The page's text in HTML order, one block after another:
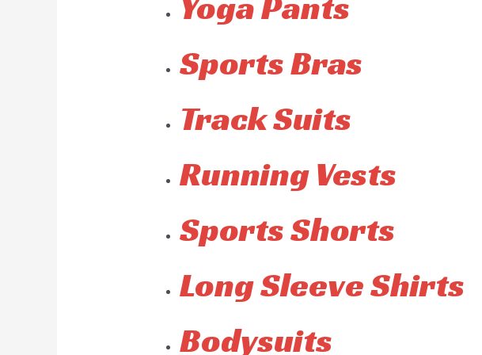
Sports Bras
Track Suits
Running Vests
Sports Shorts
Long Sleeve Shirts
Bodysuits